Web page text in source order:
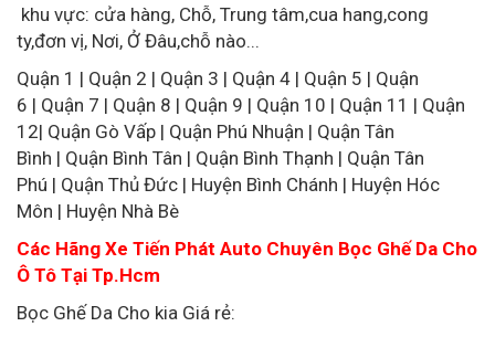
khu vực: cửa hàng, Chỗ, Trung tâm,cua hang,cong
ty,đơn vị, Nơi, Ở Đâu,chỗ nào...
Quận 1 | Quận 2 | Quận 3 | Quận 4 | Quận 5 | Quận
6 | Quận 7 | Quận 8 | Quận 9 | Quận 10 | Quận 11 | Quận
12| Quận Gò Vấp | Quận Phú Nhuận | Quận Tân
Bình | Quận Bình Tân | Quận Bình Thạnh | Quận Tân
Phú | Quận Thủ Đức | Huyện Bình Chánh | Huyện Hóc
Môn | Huyện Nhà Bè
Các Hãng Xe Tiến Phát Auto Chuyên Bọc Ghế Da Cho
Ô Tô Tại Tp.Hcm
Bọc Ghế Da Cho kia Giá rẻ: